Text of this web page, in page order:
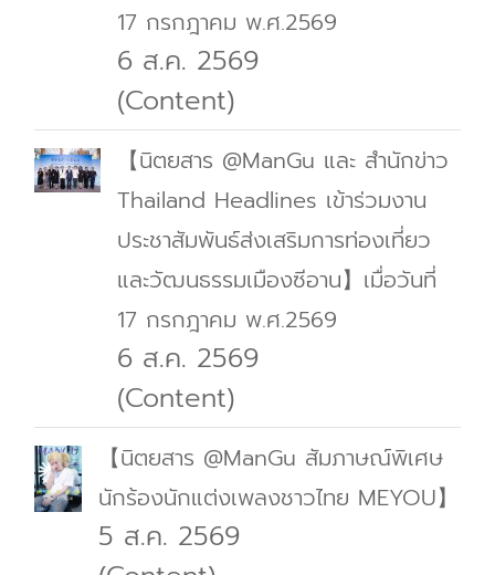
17 กรกฎาคม พ.ศ.2569
6 ส.ค. 2569
(Content)
【นิตยสาร @ManGu และ สำนักข่าว
Thailand Headlines เข้าร่วมงาน
ประชาสัมพันธ์ส่งเสริมการท่องเที่ยว
และวัฒนธรรมเมืองซีอาน】เมื่อวันที่
17 กรกฎาคม พ.ศ.2569
6 ส.ค. 2569
(Content)
【นิตยสาร @ManGu สัมภาษณ์พิเศษ
นักร้องนักแต่งเพลงชาวไทย MEYOU】
5 ส.ค. 2569